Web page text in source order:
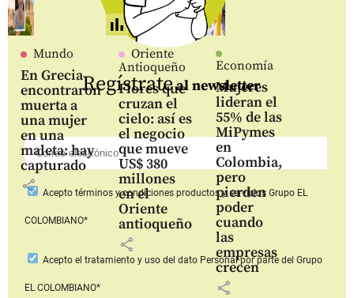
Mundo
En Grecia
encontraron
muerta a
una mujer
en una
maleta: hay
capturado
share
Oriente
Antioqueño
Flores que
cruzan el
cielo: así es
el negocio
que mueve
US$ 380
millones
en el
Oriente
antioqueño
share
Economía
Mujeres
lideran el
55% de las
MiPymes
en
Colombia,
pero
pierden
poder
cuando
las
empresas
crecen
share
Regístrateal newsletter
Aceptotérminos y condiciones productos y serviciosGrupo EL
COLOMBIANO*
Acepto el tratamiento y uso del dato Personalpor parte del Grupo
EL COLOMBIANO*